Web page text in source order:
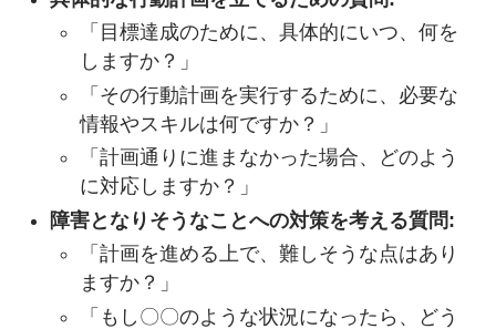
「目標達成のために、具体的にいつ、何を
しますか？」
「その行動計画を実行するために、必要な
情報やスキルは何ですか？」
「計画通りに進まなかった場合、どのよう
に対応しますか？」
障害となりそうなことへの対策を考える質問:
「計画を進める上で、難しそうな点はあり
ますか？」
「もし〇〇のような状況になったら、どう